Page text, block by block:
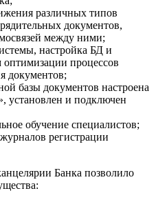
различных типов
документов,
между ними;
настройка БД и
оптимизации процессов
документов;
базы документов настроена
установлен и подключен
обучение специалистов;
регистрации
Банка позволило